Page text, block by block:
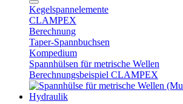
Kegelspannelemente
CLAMPEX
Berechnung
Taper-Spannbuchsen
Kompedium
Spannhülsen für metrische Wellen
Berechnungsbeispiel CLAMPEX
Hydraulik